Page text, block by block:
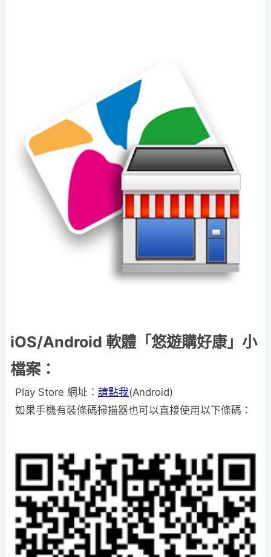
iOS/Android 軟體「悠遊購好康」小
檔案：
Play Store 網址： 請點我(Android)
如果手機有裝條碼掃描器也可以直接使用以下條碼：